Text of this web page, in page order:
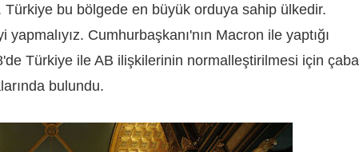
bu bölgede en büyük orduya sahip ülkedir.
Cumhurbaşkanı'nın Macron ile yaptığı
Türkiye ile AB ilişkilerinin normalleştirilmesi için çaba
bulundu.